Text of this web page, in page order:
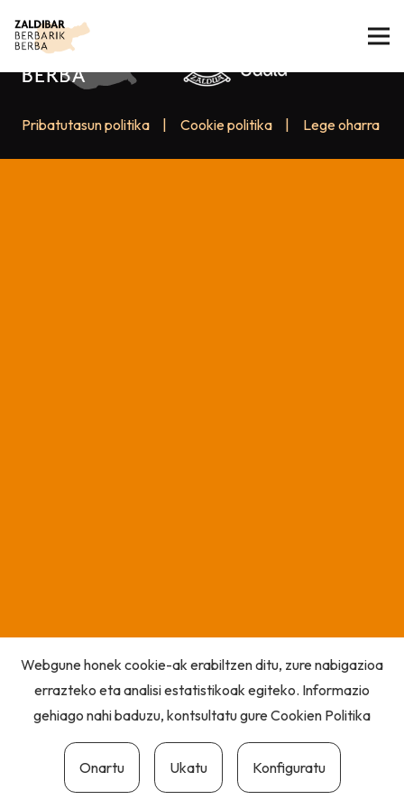
Pribatutasun politika Cookie politika Lege oharra
Webgune honek cookie-ak erabiltzen ditu, zure nabigazioa
errazteko eta analisi estatistikoak egiteko. Informazio
gehiago nahi baduzu, kontsultatu gureCookien Politika
Onartu Ukatu Konfiguratu